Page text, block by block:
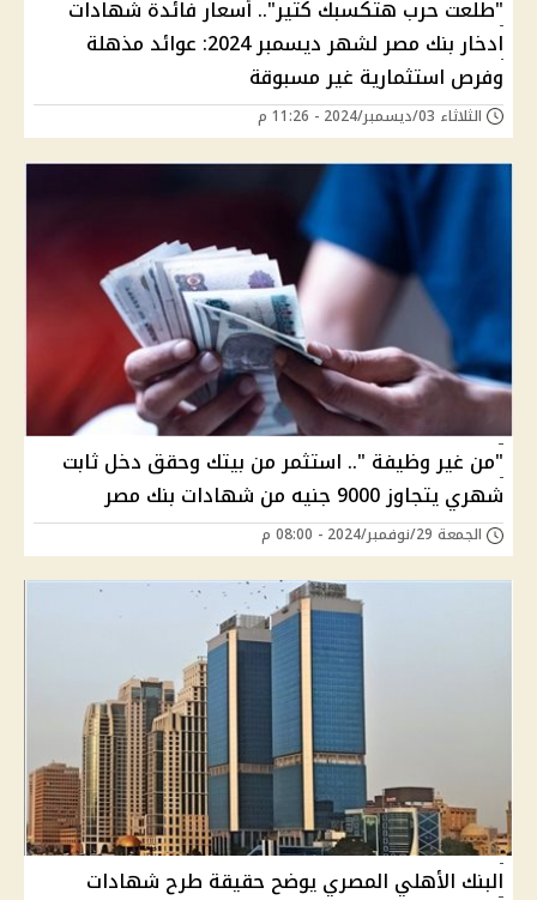
"طلعت حرب هتكسبك كتير".. أسعار فائدة شهادات
ادخار بنك مصر لشهر ديسمبر 2024: عوائد مذهلة
وفرص استثمارية غير مسبوقة
الثلاثاء 03/ديسمبر/2024 - 11:26 م
"من غير وظيفة ".. استثمر من بيتك وحقق دخل ثابت
شهري يتجاوز 9000 جنيه من شهادات بنك مصر
الجمعة 29/نوفمبر/2024 - 08:00 م
البنك الأهلي المصري يوضح حقيقة طرح شهادات